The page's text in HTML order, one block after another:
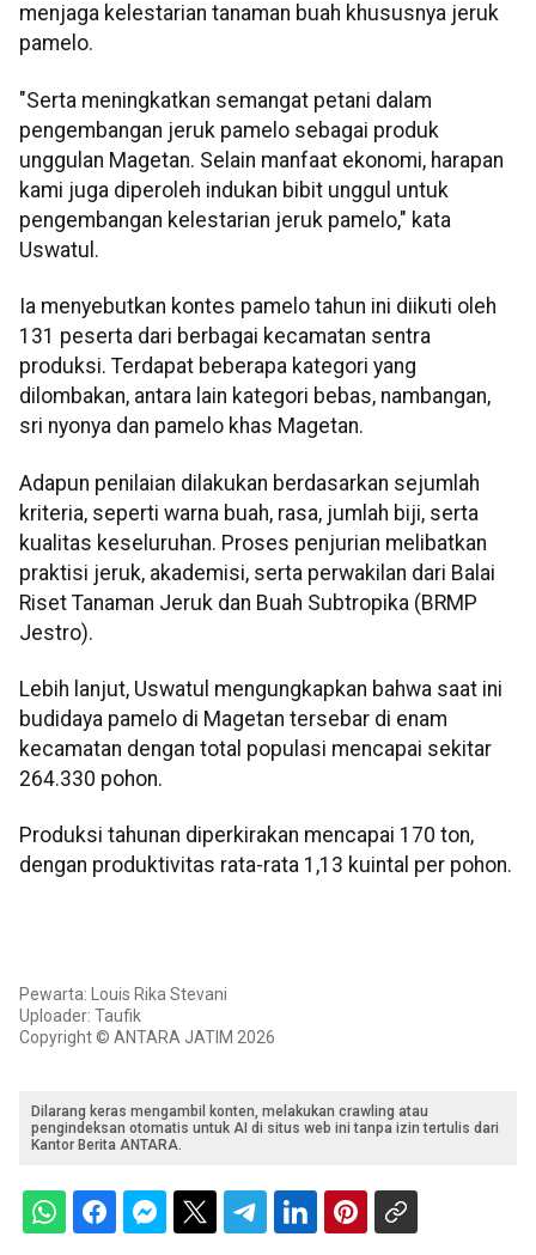
menjaga kelestarian tanaman buah khususnya jeruk
pamelo.
"Serta meningkatkan semangat petani dalam
pengembangan jeruk pamelo sebagai produk
unggulan Magetan. Selain manfaat ekonomi, harapan
kami juga diperoleh indukan bibit unggul untuk
pengembangan kelestarian jeruk pamelo," kata
Uswatul.
Ia menyebutkan kontes pamelo tahun ini diikuti oleh
131 peserta dari berbagai kecamatan sentra
produksi. Terdapat beberapa kategori yang
dilombakan, antara lain kategori bebas, nambangan,
sri nyonya dan pamelo khas Magetan.
Adapun penilaian dilakukan berdasarkan sejumlah
kriteria, seperti warna buah, rasa, jumlah biji, serta
kualitas keseluruhan. Proses penjurian melibatkan
praktisi jeruk, akademisi, serta perwakilan dari Balai
Riset Tanaman Jeruk dan Buah Subtropika (BRMP
Jestro).
Lebih lanjut, Uswatul mengungkapkan bahwa saat ini
budidaya pamelo di Magetan tersebar di enam
kecamatan dengan total populasi mencapai sekitar
264.330 pohon.
Produksi tahunan diperkirakan mencapai 170 ton,
dengan produktivitas rata-rata 1,13 kuintal per pohon.
Pewarta: Louis Rika Stevani
Uploader: Taufik
Copyright © ANTARA JATIM 2026
Dilarang keras mengambil konten, melakukan crawling atau
pengindeksan otomatis untuk AI di situs web ini tanpa izin tertulis dari
Kantor Berita ANTARA.